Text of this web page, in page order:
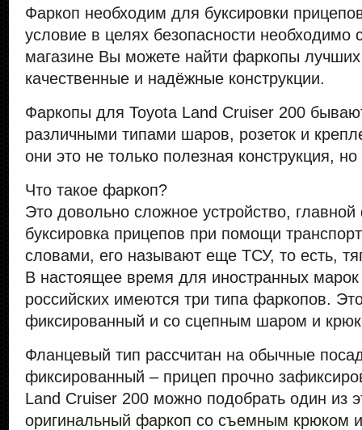
Фаркоп необходим для буксировки
условие в целях безопасности
магазине Вы можете найти фаркопы лучших
качественные и надёжные конструкции.
Фаркопы для Toyota Land Cruiser 200
различными типами шаров, розеток и
они это не только полезная конструкция,
Что такое фаркоп?
Это довольно сложное устройство, главной
буксировка прицепов при помощи
словами, его называют еще ТСУ, то есть,
В настоящее время для иностранных
российских имеются три типа фаркопов.
фиксированный и со сцепным шаром и
Фланцевый тип рассчитан на обычные
фиксированный – прицеп прочно
Land Cruiser 200 можно подобрать один из
оригинальный фаркоп со съемным крюком